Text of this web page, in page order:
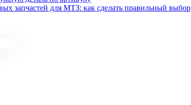
запчастей для МТЗ: как сделать правильный выбор